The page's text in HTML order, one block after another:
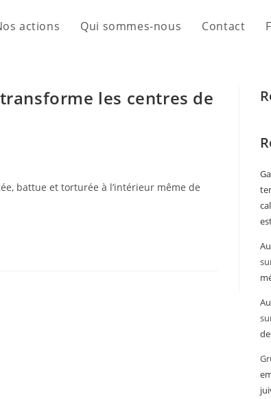
actions Qui sommes-nous Contact
les centres de
battue et torturée à l’intérieur même de